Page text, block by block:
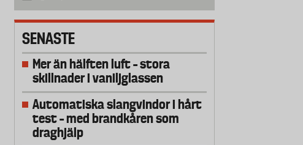
SENASTE
Mer än hälften luft – stora
skillnader i vaniljglassen
Automatiska slangvindor i hårt
test – med brandkåren som
draghjälp